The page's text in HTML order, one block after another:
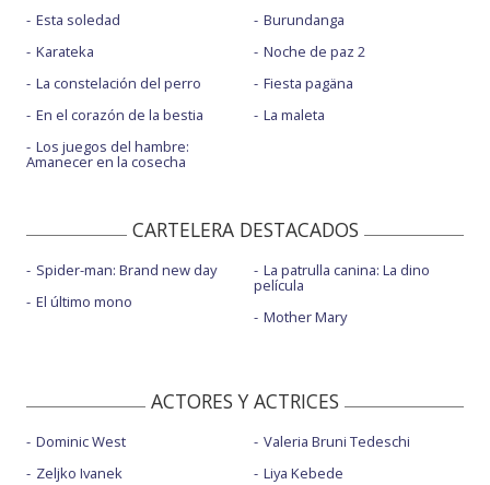
Esta soledad
Karateka
La constelación del perro
En el corazón de la bestia
Los juegos del hambre:
Amanecer en la cosecha
Burundanga
Noche de paz 2
Fiesta pagäna
La maleta
CARTELERA DESTACADOS
Spider-man: Brand new day
El último mono
La patrulla canina: La dino
película
Mother Mary
ACTORES Y ACTRICES
Dominic West
Zeljko Ivanek
Valeria Bruni Tedeschi
Liya Kebede